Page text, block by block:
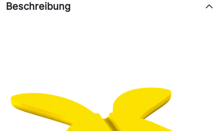
Beschreibung